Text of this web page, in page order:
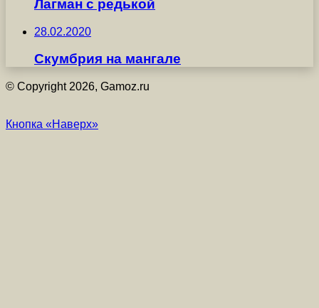
Лагман с редькой
28.02.2020
Скумбрия на мангале
© Copyright 2026, Gamoz.ru
Кнопка «Наверх»